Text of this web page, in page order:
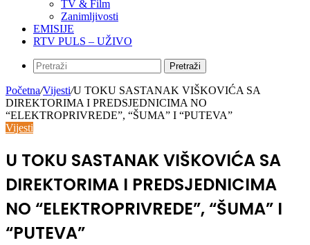
TV & Film
Zanimljivosti
EMISIJE
RTV PULS – UŽIVO
Pretraži
Početna/Vijesti/U TOKU SASTANAK VIŠKOVIĆA SA
DIREKTORIMA I PREDSJEDNICIMA NO
“ELEKTROPRIVREDE”, “ŠUMA” I “PUTEVA”
Vijesti
U TOKU SASTANAK VIŠKOVIĆA SA
DIREKTORIMA I PREDSJEDNICIMA
NO “ELEKTROPRIVREDE”, “ŠUMA” I
“PUTEVA”